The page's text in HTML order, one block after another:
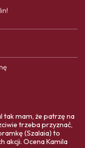
tak mam, że patrzę na
trzeba przyznać,
(Szalaia) to
akcji. Ocena Kamila